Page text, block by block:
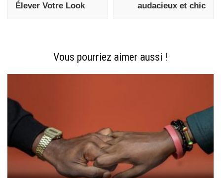
Élever Votre Look
audacieux et chic
Vous pourriez aimer aussi !